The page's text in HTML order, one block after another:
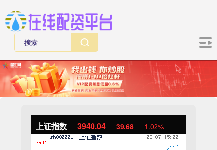
上证指数 3940.04 39.68 1.02%